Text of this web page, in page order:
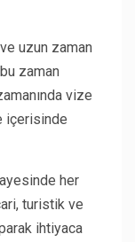
uzun zaman
zaman
vize
içerisinde
her
turistik ve
ihtiyaca